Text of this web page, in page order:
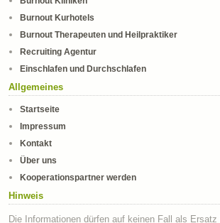
Burnout Kurhotels
Burnout Therapeuten und Heilpraktiker
Recruiting Agentur
Einschlafen und Durchschlafen
Allgemeines
Startseite
Impressum
Kontakt
Über uns
Kooperationspartner werden
Hinweis
Die Informationen dürfen auf keinen Fall als